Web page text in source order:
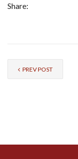
Share:
PREV POST